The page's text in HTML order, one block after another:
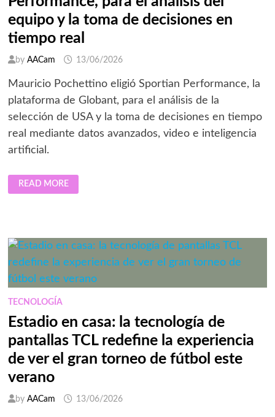
equipo y la toma de decisiones en
tiempo real
by AACam 13/06/2026
Mauricio Pochettino eligió Sportian Performance, la
plataforma de Globant, para el análisis de la
selección de USA y la toma de decisiones en tiempo
real mediante datos avanzados, video e inteligencia
artificial.
MAURICIO
POCHETTINO
ELIGE
SPORTIAN
PERFORMANCE,
PARA
EL
ANÁLISIS
DEL
Y
TOMA
DE
DECISIONES
EN
REAL
READ MORE
TECNOLOGÍA
Estadio en casa: la tecnología de
pantallas TCL redefine la experiencia
de ver el gran torneo de fútbol este
verano
by AACam 13/06/2026